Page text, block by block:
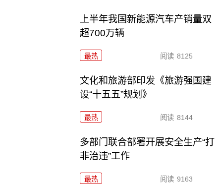
上半年我国新能源汽车产销量双
超700万辆
最热 阅读 8125
文化和旅游部印发《旅游强国建
设“十五五”规划》
最热 阅读 8144
多部门联合部署开展安全生产“打
非治违”工作
最热 阅读 9163